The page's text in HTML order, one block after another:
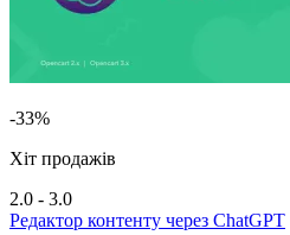
-33%
Хіт продажів
2.0 - 3.0
Редактор контенту через ChatGPT